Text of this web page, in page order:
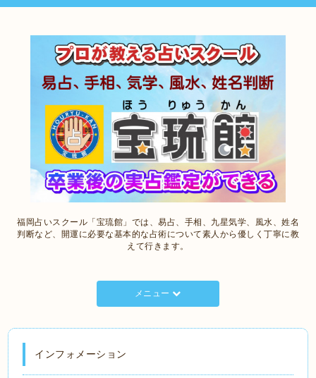
福岡占いスクール「宝琉館」では、易占、手相、九星気学、風水、姓名
判断など、開運に必要な基本的な占術について素人から優しく丁寧に教
えて行きます。
メニュー
インフォメーション